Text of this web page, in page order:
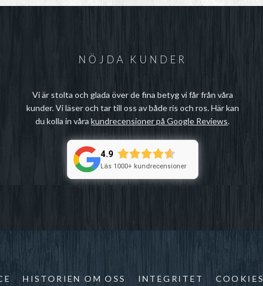
NÖJDA KUNDER
Vi är stolta och glada över de fina betyg vi får från våra
kunder. Vi läser och tar till oss av både ris och ros. Här kan
du kolla in vårakundrecensioner på Google Reviews.
4.9
Läs 1000+ kundrecensioner
HISTORIEN OM OSS INTEGRITET COOKIES